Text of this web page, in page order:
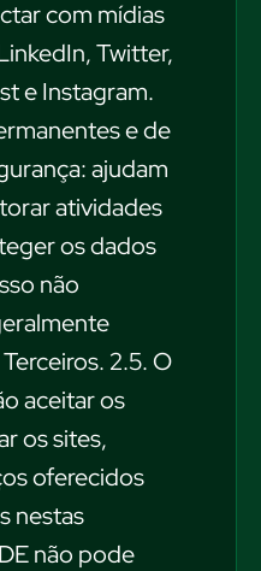
com mídias
Twitter,
e Instagram.
e de
ajudam
atividades
os dados
não
2.5. O
aceitar os
os sites,
oferecidos
nestas
não pode